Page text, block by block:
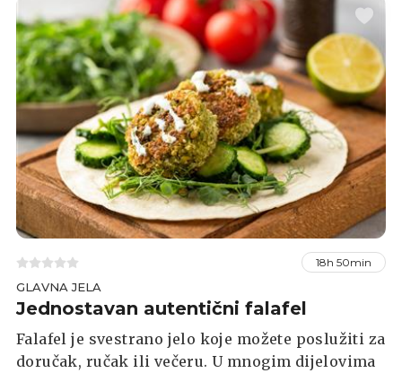
18h 50min
GLAVNA JELA
Jednostavan autentični falafel
Falafel je svestrano jelo koje možete poslužiti za
doručak, ručak ili večeru. U mnogim dijelovima